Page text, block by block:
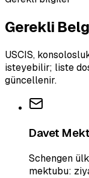
Gerekli
USCIS,
isteyebilir; liste
güncellenir.
Davet
Schengen
mektubu: